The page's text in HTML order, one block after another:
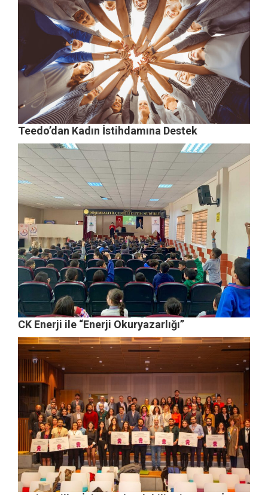
Teedo’dan Kadın İstihdamına Destek
CK Enerji ile “Enerji Okuryazarlığı”